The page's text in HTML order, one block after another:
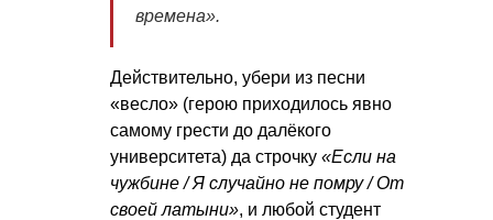
времена».
Действительно, убери из песни
«весло» (герою приходилось явно
самому грести до далёкого
университета) да строчку «Если на
чужбине / Я случайно не помру / От
своей латыни», и любой студент